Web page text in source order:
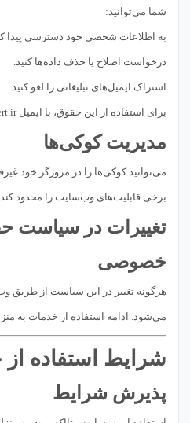
شما می‌توانید:
به اطلاعات شخصی خود دسترسی پیدا
درخواست اصلاح یا حذف داده‌ها کنید.
اشتراک ایمیل‌های تبلیغاتی را لغو کنید.
برای استفاده از این حقوق، با ایمیل
مدیریت کوکی‌ها
می‌توانید کوکی‌ها را در مرورگر خود
برخی قابلیت‌های وب‌سایت را محدود
تغییرات در سیاست
خصوصی
هرگونه تغییر در این سیاست از طریق
می‌شود. ادامه استفاده از خدمات به
شرایط استفاده
پذیرش شرایط